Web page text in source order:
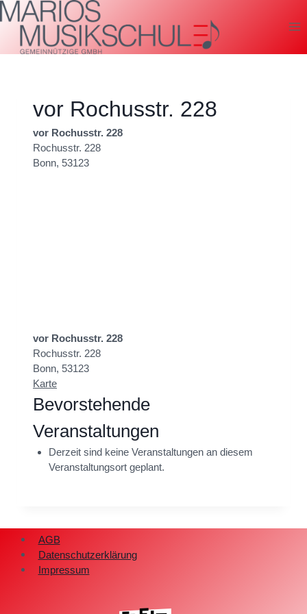
Zum
Inhalt
springen
vor Rochusstr. 228
vor Rochusstr. 228
Rochusstr. 228
Bonn, 53123
vor Rochusstr. 228
Rochusstr. 228
Bonn, 53123
Kartev
r
R
c
h
t
r
.
2
Bevorstehende
Veranstaltungen
Derzeit sind keine Veranstaltungen an diesem
Veranstaltungsort geplant.
AGB
Datenschutzerklärung
Impressum